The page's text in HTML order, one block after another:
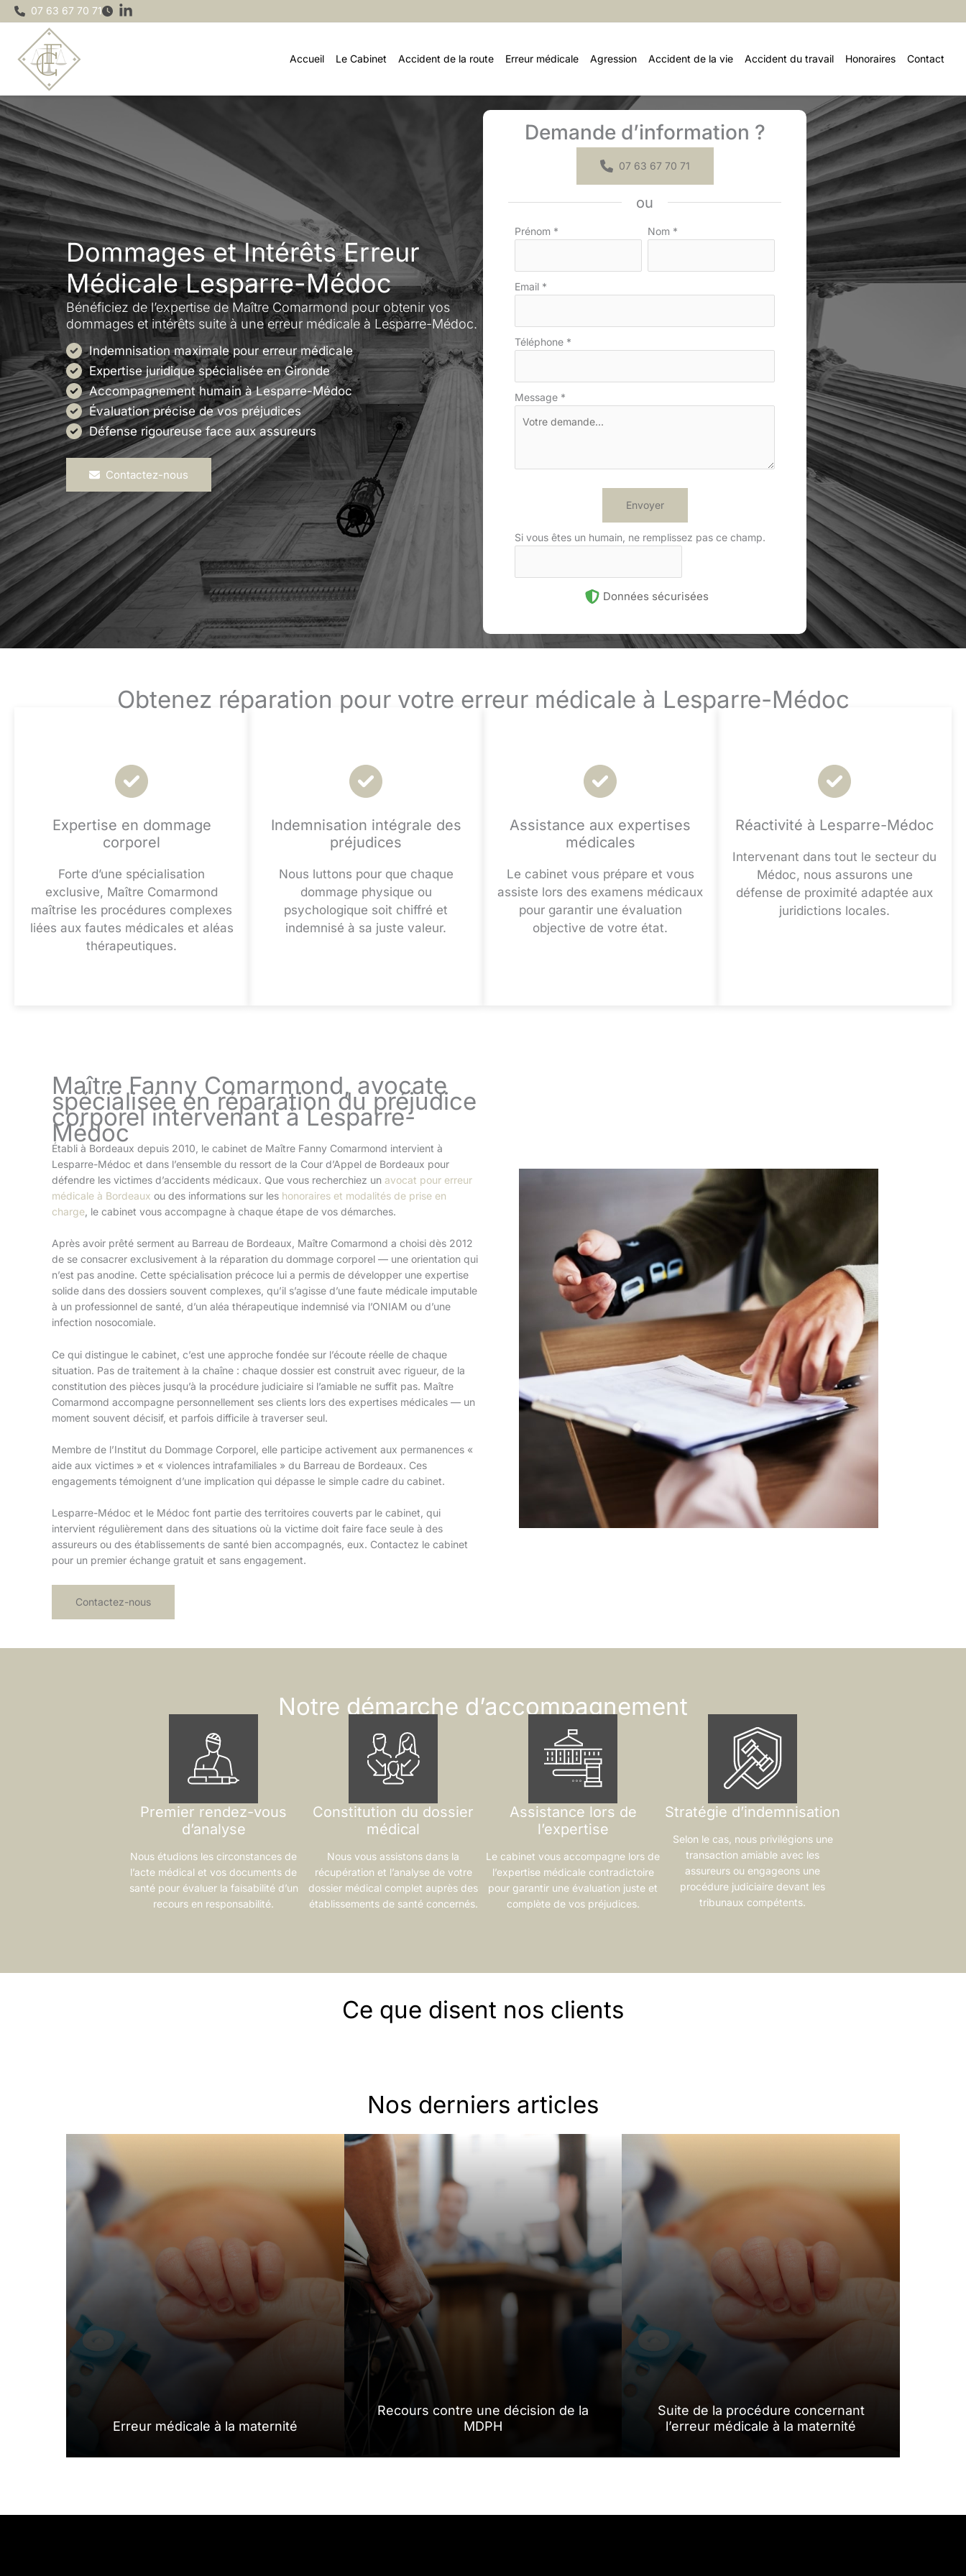
Aller
au
contenu
07 63 67 70 71
Accueil Le Cabinet Accident de la route Erreur médicale Agression Accident de la vie Accident du travail Honoraires Contact
Dommages et Intérêts Erreur
Médicale Lesparre-Médoc
Bénéficiez de l’expertise de Maître Comarmond pour obtenir vos
dommages et intérêts suite à une erreur médicale à Lesparre-Médoc.
Indemnisation maximale pour erreur médicale
Expertise juridique spécialisée en Gironde
Accompagnement humain à Lesparre-Médoc
Évaluation précise de vos préjudices
Défense rigoureuse face aux assureurs
Contactez-nous
Demande d’information ?
07 63 67 70 71
ou
Formulaire
Prénom * Nom *
Email *
Téléphone *
Message *
Envoyer
Si vous êtes un humain, ne remplissez pas ce champ.
Données sécurisées
Obtenez réparation pour votre erreur médicale à Lesparre-Médoc
Expertise en dommage
corporel
Forte d’une spécialisation
exclusive, Maître Comarmond
maîtrise les procédures complexes
liées aux fautes médicales et aléas
thérapeutiques.
Indemnisation intégrale des
préjudices
Nous luttons pour que chaque
dommage physique ou
psychologique soit chiffré et
indemnisé à sa juste valeur.
Assistance aux expertises
médicales
Le cabinet vous prépare et vous
assiste lors des examens médicaux
pour garantir une évaluation
objective de votre état.
Réactivité à Lesparre-Médoc
Intervenant dans tout le secteur du
Médoc, nous assurons une
défense de proximité adaptée aux
juridictions locales.
Maître Fanny Comarmond, avocate
spécialisée en réparation du préjudice
corporel intervenant à Lesparre-
Médoc
Établi à Bordeaux depuis 2010, le cabinet de Maître Fanny Comarmond intervient à
Lesparre-Médoc et dans l’ensemble du ressort de la Cour d’Appel de Bordeaux pour
défendre les victimes d’accidents médicaux. Que vous recherchiez un avocat pour erreur
médicale à Bordeaux ou des informations sur les honoraires et modalités de prise en
charge , le cabinet vous accompagne à chaque étape de vos démarches.
Après avoir prêté serment au Barreau de Bordeaux, Maître Comarmond a choisi dès 2012
de se consacrer exclusivement à la réparation du dommage corporel — une orientation qui
n’est pas anodine. Cette spécialisation précoce lui a permis de développer une expertise
solide dans des dossiers souvent complexes, qu’il s’agisse d’une faute médicale imputable
à un professionnel de santé, d’un aléa thérapeutique indemnisé via l’ONIAM ou d’une
infection nosocomiale.
Ce qui distingue le cabinet, c’est une approche fondée sur l’écoute réelle de chaque
situation. Pas de traitement à la chaîne : chaque dossier est construit avec rigueur, de la
constitution des pièces jusqu’à la procédure judiciaire si l’amiable ne suffit pas. Maître
Comarmond accompagne personnellement ses clients lors des expertises médicales — un
moment souvent décisif, et parfois difficile à traverser seul.
Membre de l’Institut du Dommage Corporel, elle participe activement aux permanences «
aide aux victimes » et « violences intrafamiliales » du Barreau de Bordeaux. Ces
engagements témoignent d’une implication qui dépasse le simple cadre du cabinet.
Lesparre-Médoc et le Médoc font partie des territoires couverts par le cabinet, qui
intervient régulièrement dans des situations où la victime doit faire face seule à des
assureurs ou des établissements de santé bien accompagnés, eux. Contactez le cabinet
pour un premier échange gratuit et sans engagement.
Contactez-nous
Notre démarche d’accompagnement
Premier rendez-vous
d’analyse
Nous étudions les circonstances de
l’acte médical et vos documents de
santé pour évaluer la faisabilité d’un
recours en responsabilité.
Constitution du dossier
médical
Nous vous assistons dans la
récupération et l’analyse de votre
dossier médical complet auprès des
établissements de santé concernés.
Assistance lors de
l’expertise
Le cabinet vous accompagne lors de
l’expertise médicale contradictoire
pour garantir une évaluation juste et
complète de vos préjudices.
Stratégie d’indemnisation
Selon le cas, nous privilégions une
transaction amiable avec les
assureurs ou engageons une
procédure judiciaire devant les
tribunaux compétents.
Ce que disent nos clients
Nos derniers articles
Erreur médicale à la maternité
Recours contre une décision de la
MDPH
Suite de la procédure concernant
l’erreur médicale à la maternité